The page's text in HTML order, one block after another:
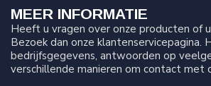
MEER INFORMATIE
Heeft u vragen over onze producten of
Bezoek dan onze klantenservicepagina.
bedrijfsgegevens, antwoorden op
verschillende manieren om contact met